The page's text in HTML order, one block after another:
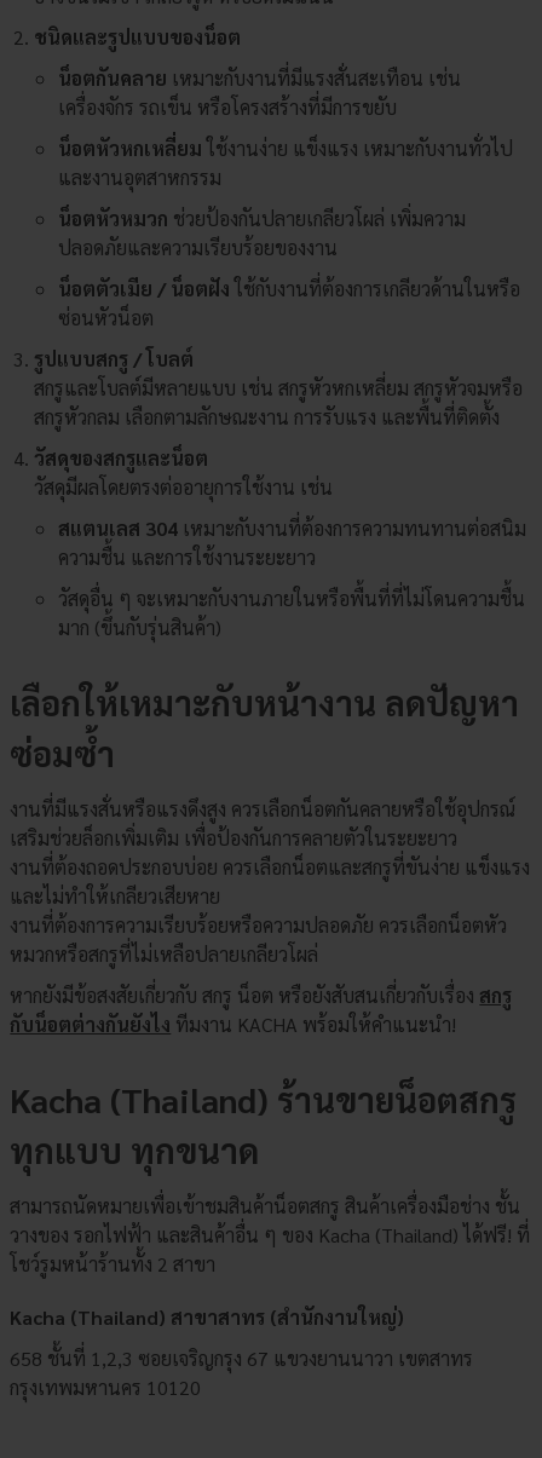
ชนิดและรูปแบบของน็อต
น็อตกันคลาย เหมาะกับงานที่มีแรงสั่นสะเทือน เช่น
เครื่องจักร รถเข็น หรือโครงสร้างที่มีการขยับ
น็อตหัวหกเหลี่ยมใช้งานง่าย แข็งแรง เหมาะกับงานทั่วไป
และงานอุตสาหกรรม
น็อตหัวหมวก ช่วยป้องกันปลายเกลียวโผล่ เพิ่มความ
ปลอดภัยและความเรียบร้อยของงาน
น็อตตัวเมีย / น็อตฝังใช้กับงานที่ต้องการเกลียวด้านในหรือ
ซ่อนหัวน็อต
รูปแบบสกรู / โบลต์
สกรูและโบลต์มีหลายแบบ เช่น สกรูหัวหกเหลี่ยม สกรูหัวจมหรือ
สกรูหัวกลม เลือกตามลักษณะงาน การรับแรง และพื้นที่ติดตั้ง
วัสดุของสกรูและน็อต
วัสดุมีผลโดยตรงต่ออายุการใช้งาน เช่น
สแตนเลส 304 เหมาะกับงานที่ต้องการความทนทานต่อสนิม
ความชื้น และการใช้งานระยะยาว
วัสดุอื่น ๆ จะเหมาะกับงานภายในหรือพื้นที่ที่ไม่โดนความชื้น
มาก (ขึ้นกับรุ่นสินค้า)
เลือกให้เหมาะกับหน้างาน ลดปัญหา
ซ่อมซ้ำ
งานที่มีแรงสั่นหรือแรงดึงสูง ควรเลือกน็อตกันคลายหรือใช้อุปกรณ์
เสริมช่วยล็อกเพิ่มเติม เพื่อป้องกันการคลายตัวในระยะยาว
งานที่ต้องถอดประกอบบ่อย ควรเลือกน็อตและสกรูที่ขันง่าย แข็งแรง
และไม่ทำให้เกลียวเสียหาย
งานที่ต้องการความเรียบร้อยหรือความปลอดภัย ควรเลือกน็อตหัว
หมวกหรือสกรูที่ไม่เหลือปลายเกลียวโผล่
หากยังมีข้อสงสัยเกี่ยวกับ สกรู น็อต หรือยังสับสนเกี่ยวกับเรื่อง สกรู
กับน็อตต่างกันยังไง ทีมงาน KACHA พร้อมให้คำแนะนำ!
Kacha (Thailand) ร้านขายน็อตสกรู
ทุกแบบ ทุกขนาด
สามารถนัดหมายเพื่อเข้าชมสินค้าน็อตสกรู สินค้าเครื่องมือช่าง ชั้น
วางของ รอกไฟฟ้า และสินค้าอื่น ๆ ของ Kacha (Thailand) ได้ฟรี! ที่
โชว์รูมหน้าร้านทั้ง 2 สาขา
Kacha (Thailand) สาขาสาทร (สำนักงานใหญ่)
658 ชั้นที่ 1,2,3 ซอยเจริญกรุง 67 แขวงยานนาวา เขตสาทร
กรุงเทพมหานคร 10120